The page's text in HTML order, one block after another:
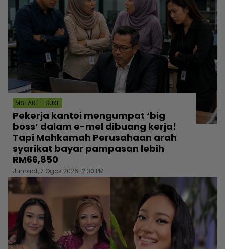
MSTAR | I-SUKE
Pekerja kantoi mengumpat ‘big
boss’ dalam e-mel dibuang kerja!
Tapi Mahkamah Perusahaan arah
syarikat bayar pampasan lebih
RM66,850
Jumaat, 7 Ogos 2026 12:30 PM